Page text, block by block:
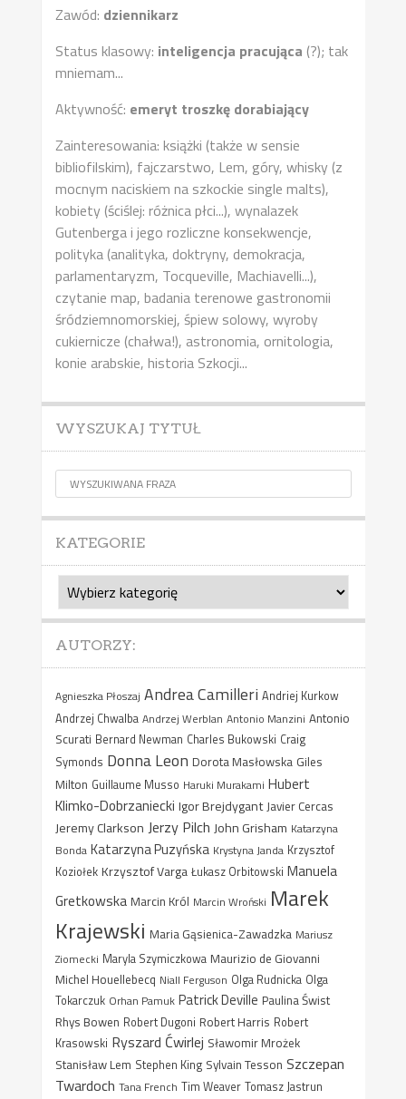
Zawód: dziennikarz
Status klasowy: inteligencja pracująca (?); tak
mniemam...
Aktywność: emeryt troszkę dorabiający
Zainteresowania: książki (także w sensie
bibliofilskim), fajczarstwo, Lem, góry, whisky (z
mocnym naciskiem na szkockie single malts),
kobiety (ściślej: różnica płci...), wynalazek
Gutenberga i jego rozliczne konsekwencje,
polityka (analityka, doktryny, demokracja,
parlamentaryzm, Tocqueville, Machiavelli...),
czytanie map, badania terenowe gastronomii
śródziemnomorskiej, śpiew solowy, wyroby
cukiernicze (chałwa!), astronomia, ornitologia,
konie arabskie, historia Szkocji...
WYSZUKAJ TYTUŁ
KATEGORIE
Kategorie
AUTORZY:
Agnieszka Płoszaj Andrea Camilleri Andriej Kurkow
Andrzej Chwalba Andrzej Werblan Antonio Manzini Antonio
Scurati Bernard Newman Charles Bukowski Craig
Symonds Donna Leon Dorota Masłowska Giles
Milton Guillaume Musso Haruki Murakami Hubert
Klimko-Dobrzaniecki Igor Brejdygant Javier Cercas
Jeremy Clarkson Jerzy Pilch John Grisham Katarzyna
Bonda Katarzyna Puzyńska Krystyna Janda Krzysztof
Koziołek Krzysztof Varga Łukasz Orbitowski Manuela
Gretkowska Marcin Król Marcin Wroński Marek
Krajewski Maria Gąsienica-Zawadzka Mariusz
Ziomecki Maryla Szymiczkowa Maurizio de Giovanni
Michel Houellebecq Niall Ferguson Olga Rudnicka Olga
Tokarczuk Orhan Pamuk Patrick Deville Paulina Świst
Rhys Bowen Robert Dugoni Robert Harris Robert
Krasowski Ryszard Ćwirlej Sławomir Mrożek
Stanisław Lem Stephen King Sylvain Tesson Szczepan
Twardoch Tana French Tim Weaver Tomasz Jastrun